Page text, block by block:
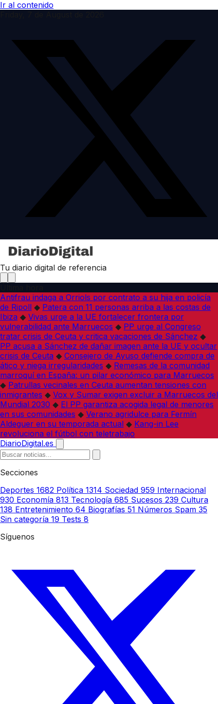
Ir al contenido
Tu diario digital de referencia
Antifrau indaga a Orriols por contrato a su hija en policía
de Ripoll ◆ Patera con 11 personas arriba a las costas de
Ibiza ◆ Vivas urge a la UE fortalecer frontera por
vulnerabilidad ante Marruecos ◆ PP urge al Congreso
tratar crisis de Ceuta y critica vacaciones de Sánchez ◆
PP acusa a Sánchez de dañar imagen ante la UE y ocultar
crisis de Ceuta ◆ Consejero de Ayuso defiende compra de
ático y niega irregularidades ◆ Remesas de la comunidad
marroquí en España: un pilar económico para Marruecos
◆ Patrullas vecinales en Ceuta aumentan tensiones con
inmigrantes ◆ Vox y Sumar exigen excluir a Marruecos del
Mundial 2030 ◆ El PP garantiza acogida legal de menores
en sus comunidades ◆ Verano agridulce para Fermín
Aldeguer en su temporada actual ◆ Kang-in Lee
revoluciona el fútbol con teletrabajo
DiarioDigital.es
Secciones
Deportes 1682 Política 1314 Sociedad 959 Internacional
930 Economía 813 Tecnología 685 Sucesos 239 Cultura
138 Entretenimiento 64 Biografías 51 Números Spam 35
Sin categoría 19 Tests 8
Síguenos